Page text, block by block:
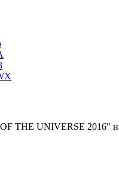
THE UNIVERSE 2016"